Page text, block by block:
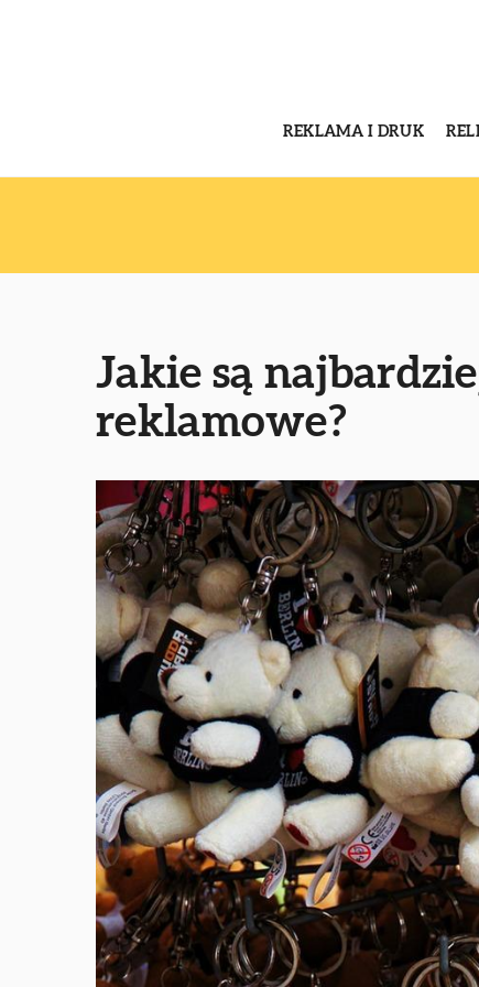
REKLAMA I DRUK
Jakie są
reklamowe?